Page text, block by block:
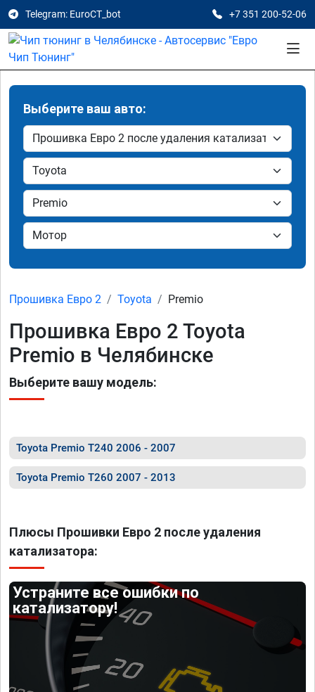
Telegram: EuroCT_bot +7 351 200-52-06
Выберите ваш авто:
Прошивка Евро 2 Toyota Premio
Прошивка Евро 2 Toyota
Premio в Челябинске
Выберите вашу модель:
Toyota Premio T240 2006 - 2007
Toyota Premio T260 2007 - 2013
Плюсы Прошивки Евро 2 после удаления
катализатора:
Устраните все ошибки по
катализатору!